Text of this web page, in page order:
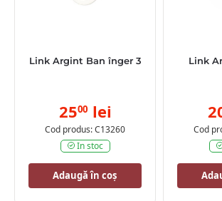
Link Argint Ban înger 3
2500 lei
Cod produs: C13260
In stoc
Adaugă în coș
Link
Cod